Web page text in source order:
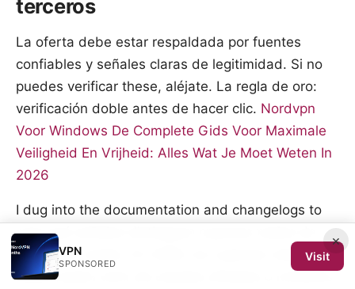
terceros
La oferta debe estar respaldada por fuentes
confiables y señales claras de legitimidad. Si no
puedes verificar these, aléjate. La regla de oro:
verificación doble antes de hacer clic. Nordvpn
Voor Windows De Complete Gids Voor Maximale
Veiligheid En Vrijheid: Alles Wat Je Moet Weten In
2026
I dug into the documentation and changelogs to
map qué señales distinguen cupones reales de
promesas vacías. En 2026, los cupones realmente
útiles suelen venir de canales oficiales o nombres
×
VPN
SPONSORED
Visit